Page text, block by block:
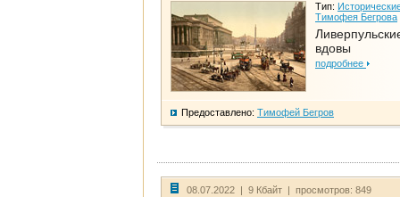
Тип:
Тимофея Бегрова
вдовы
подробнее
Предоставлено: Тимофей Бегров
08.07.2022 | 9 Кбайт | просмотров: 849